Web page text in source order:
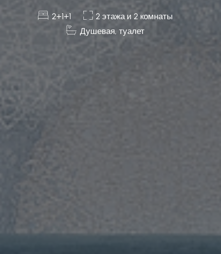
2+1+1
2 этажа и 2 комнаты
Душевая, туалет